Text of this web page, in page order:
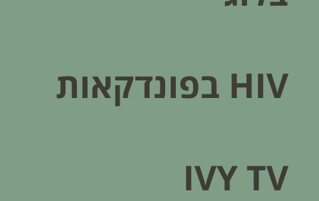
HIV בפונדקאות​
IVY TV